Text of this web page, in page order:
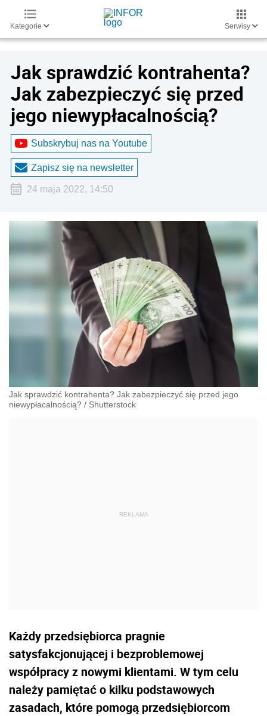
Kategorie Serwisy
Jak sprawdzić kontrahenta?
Jak zabezpieczyć się przed
jego niewypłacalnością?
Subskrybuj nas na Youtube
Zapisz się na newsletter
24 maja 2022, 14:50
Jak sprawdzić kontrahenta? Jak zabezpieczyć się przed jego
niewypłacalnością? / Shutterstock
Każdy przedsiębiorca pragnie
satysfakcjonującej i bezproblemowej
współpracy z nowymi klientami. W tym celu
należy pamiętać o kilku podstawowych
zasadach, które pomogą przedsiębiorcom